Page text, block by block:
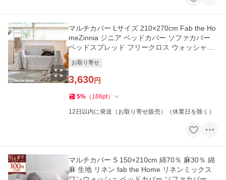
マルチカバー Lサイズ 210×270cm Fab the Ho
meZinnia ジニア ベッドカバー ソファカバー
ベッドスプレッド フリークロス ウォッシャブ
お取り寄せ
3,630円
5% （ 166pt）
12日以内に発送（お取り寄せ販売）（休業日を除く）
マルチカバー S 150×210cm 綿70％ 麻30％ 綿
麻 生地 リネン fab the Home リネンミックス